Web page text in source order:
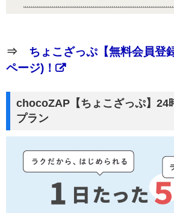
⇒ ちょこざっぷ【無料会員登
ページ)！
chocoZAP【ちょこざっぷ】24
プラン